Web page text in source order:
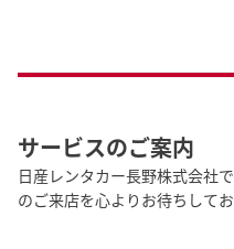
サービスのご案内
日産レンタカー長野株式会社
のご来店を心よりお待ちしてお